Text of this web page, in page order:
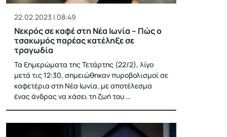
22.02.2023 | 08:49
Νεκρός σε καφέ στη Νέα Ιωνία – Πώς ο
τσακωμός παρέας κατέληξε σε
τραγωδία
Τα ξημερώματα της Τετάρτης (22/2), λίγο
μετά τις 12:30, σημειώθηκαν πυροβολισμοί σε
καφετέρια στη Νέα Ιωνία, με αποτέλεσμα
ένας άνδρας να χάσει τη ζωή του.…